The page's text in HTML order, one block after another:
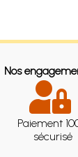
Nos
Paiement
sécurisé